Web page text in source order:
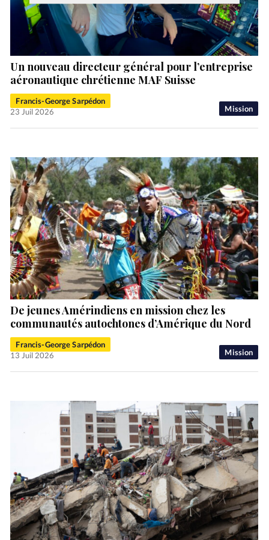
Mission
Un nouveau directeur général pour l’entreprise
aéronautique chrétienne MAF Suisse
Francis-George Sarpédon
23 Juil 2026
Mission
De jeunes Amérindiens en mission chez les
communautés autochtones d’Amérique du Nord
Francis-George Sarpédon
13 Juil 2026